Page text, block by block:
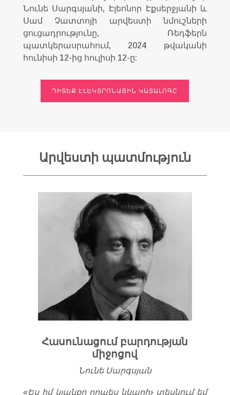
Նունե Սարգսյանի, Էլեոնոր Էքսերջյանի և
Սամ Չատտոյի արվեստի նմուշների
ցուցադրությունը, Ռեդֆերն
պատկերասրահում, 2024 թվականի
հունիսի 12-ից հուլիսի 12-ը:
ԴԻՏԵՔ ԷԼԵԿՏՐՈՆԱՅԻՆ ԿԱՏԱԼՈԳԸ
Արվեստի պատմություն
Հասունացում բարդության
միջոցով
Նունե Սարգսյան
«Ես իմ կյանքը որպես նկարիչ տեսնում եմ